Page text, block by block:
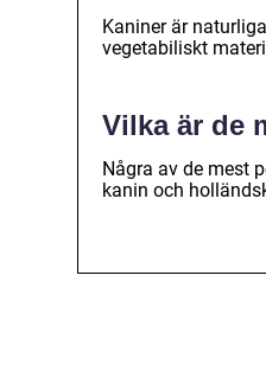
Kaniner är
vegetabiliskt
Vilka är de
Några av de mest
kanin och